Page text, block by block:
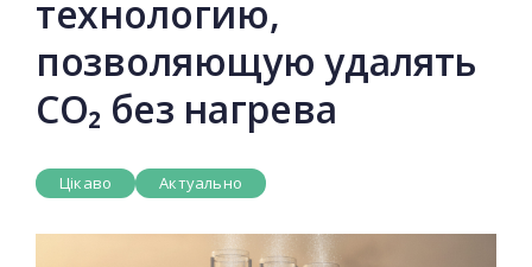
технологию,
позволяющую удалять
CO₂ без нагрева
Цікаво Актуально